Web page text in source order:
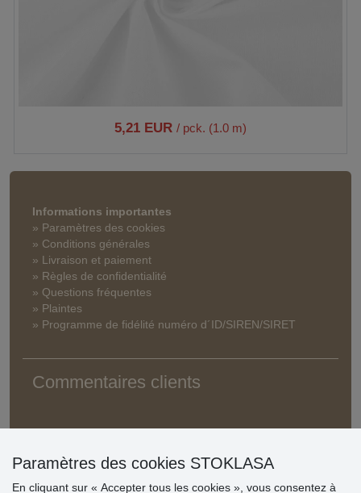
5,21 EUR / pck. (1.0 m)
Informations importantes
» Paramètres des cookies
» Conditions générales
» Livraison et paiement
» Règles de confidentialité
» Questions fréquentes
» Plaintes
» Programme de fidélité numéro d´ID/SIREN/SIRET
Commentaires clients
Paramètres des cookies STOKLASA
En cliquant sur « Accepter tous les cookies », vous consentez à